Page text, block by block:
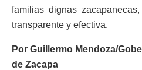
familias dignas
transparente y efectiva.
Por Guillermo Mendoza/
de Zacapa